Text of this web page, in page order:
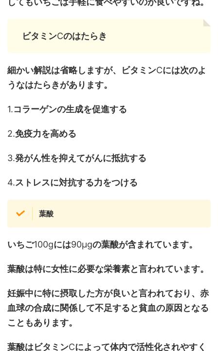
ビタミンCのはたらき
細かい解説は省略しますが、ビタミンCには次のよ
うなはたらきがあります。
1.コラーゲンの生成を促進する
2.免疫力を高める
3.発がん性を抑えてがんに抵抗する
4.ストレスに対抗する力をつける
葉酸
いちご100gには90μgの葉酸が含まれています。
葉酸は特に女性に必要な栄養素と言われています。
妊娠中に特に摂取した方が良いと言われており、赤
血球の合成に関係して不足すると貧血の原因となる
こともあります。
葉酸はビタミンCによって体内で活性化されやすく